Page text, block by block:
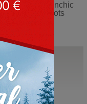
Panchic
Snow Boots